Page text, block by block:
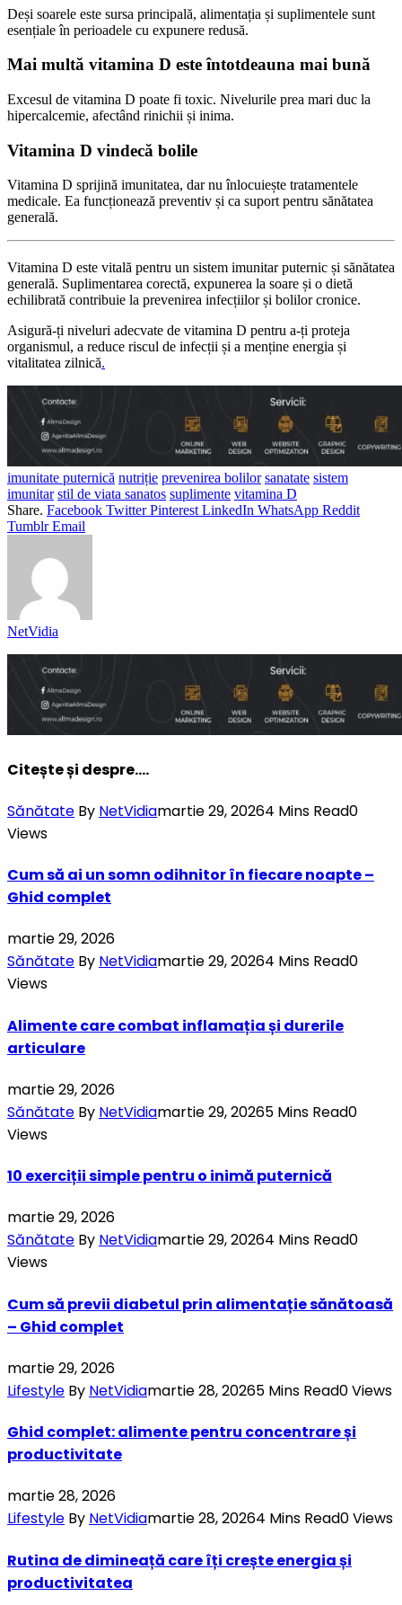
Deși soarele este sursa principală, alimentația și suplimentele sunt
esențiale în perioadele cu expunere redusă.
Mai multă vitamina D este întotdeauna mai bună
Excesul de vitamina D poate fi toxic. Nivelurile prea mari duc la
hipercalcemie, afectând rinichii și inima.
Vitamina D vindecă bolile
Vitamina D sprijină imunitatea, dar nu înlocuiește tratamentele
medicale. Ea funcționează preventiv și ca suport pentru sănătatea
generală.
Vitamina D este vitală pentru un sistem imunitar puternic și sănătatea
generală. Suplimentarea corectă, expunerea la soare și o dietă
echilibrată contribuie la prevenirea infecțiilor și bolilor cronice.
Asigură-ți niveluri adecvate de vitamina D pentru a-ți proteja
organismul, a reduce riscul de infecții și a menține energia și
vitalitatea zilnică.
imunitate puternică nutriție prevenirea bolilor sanatate sistem
imunitar stil de viata sanatos suplimente vitamina D
Share. Facebook Twitter Pinterest LinkedIn WhatsApp Reddit
Tumblr Email
NetVidia
Citește și despre....
Sănătate By NetVidiamartie 29, 20264 Mins Read0
Views
Cum să ai un somn odihnitor în fiecare noapte –
Ghid complet
martie 29, 2026
Sănătate By NetVidiamartie 29, 20264 Mins Read0
Views
Alimente care combat inflamația și durerile
articulare
martie 29, 2026
Sănătate By NetVidiamartie 29, 20265 Mins Read0
Views
10 exerciții simple pentru o inimă puternică
martie 29, 2026
Sănătate By NetVidiamartie 29, 20264 Mins Read0
Views
Cum să previi diabetul prin alimentație sănătoasă
– Ghid complet
martie 29, 2026
Lifestyle By NetVidiamartie 28, 20265 Mins Read0Views
Ghid complet: alimente pentru concentrare și
productivitate
martie 28, 2026
Lifestyle By NetVidiamartie 28, 20264 Mins Read0Views
Rutina de dimineață care îți crește energia și
productivitatea